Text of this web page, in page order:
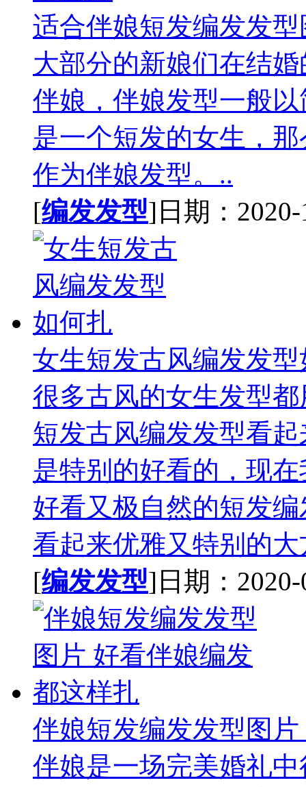
适合伴娘短发编发发型
大部分的新娘们在结
伴娘，伴娘发型一般
是一个短发的女生，
作为伴娘发型。..
[编发发型]日期：2020-
女生短发古风编发发
很多古风的女生发型
短发古风编发发型看
是特别的好看的，现
好看又极自然的短发
看起来优雅又特别的
[编发发型]日期：2020-
伴娘短发编发发型图
伴娘是一场完美婚礼